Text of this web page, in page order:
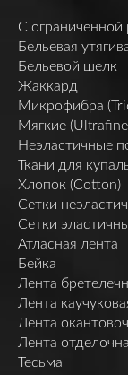
C
Бельевая
Бельевой шелк
Жаккард
Микрофибра
Мягкие
Неэластичные
Ткани для
Хлопок (Cotton)
Сетки
Сетки
Атласная лента
Бейка
Лента
Лента
Лента
Лента
Тесьма